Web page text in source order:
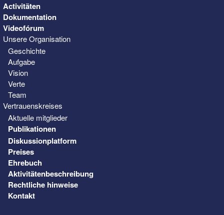
Activitäten
Dokumentation
Videofórum
Unsere Organisation
Geschichte
Aufgabe
Vision
Verte
Team
Vertrauenskreises
Aktuelle mitglieder
Publikationen
Diskussionplatform
Preises
Ehrebuch
Aktivitätenbeschreibung
Rechtliche hinweise
Kontakt